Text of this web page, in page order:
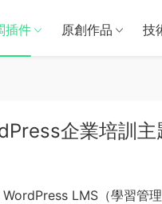
插件 原創作品 技
企業培訓主
LMS（學習管